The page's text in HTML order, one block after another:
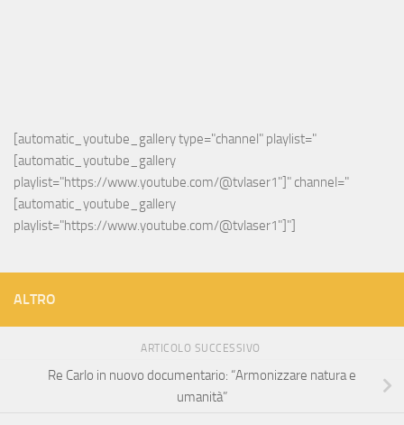
[automatic_youtube_gallery type="channel" playlist="
[automatic_youtube_gallery
playlist="https://www.youtube.com/@tvlaser1"]" channel="
[automatic_youtube_gallery
playlist="https://www.youtube.com/@tvlaser1"]"]
ALTRO
ARTICOLO SUCCESSIVO
Re Carlo in nuovo documentario: “Armonizzare natura e
umanità”